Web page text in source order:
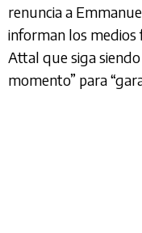
renuncia a
informan los medios
Attal que siga
momento” para